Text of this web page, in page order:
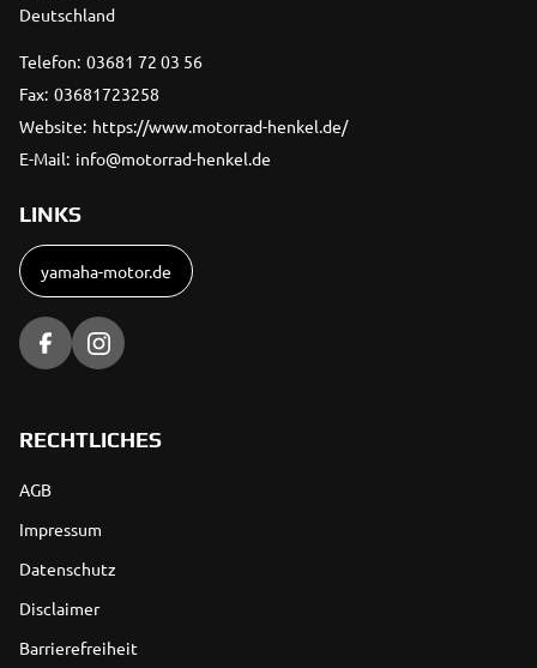
Deutschland
Telefon: 03681 72 03 56
Fax: 03681723258
Website: https://www.motorrad-henkel.de/
E-Mail: info@motorrad-henkel.de
LINKS
yamaha-motor.de
RECHTLICHES
AGB
Impressum
Datenschutz
Disclaimer
Barrierefreiheit